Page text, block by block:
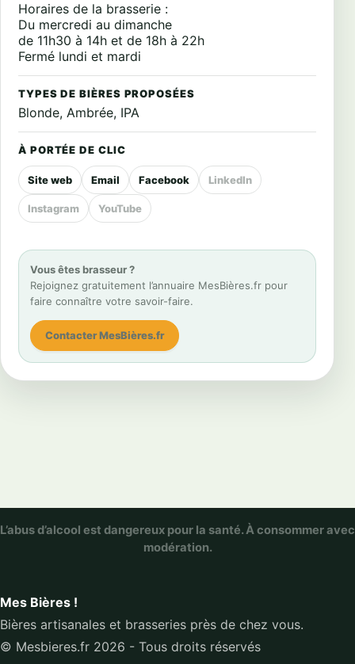
Horaires de la brasserie :
Du mercredi au dimanche
de 11h30 à 14h et de 18h à 22h
Fermé lundi et mardi
TYPES DE BIÈRES PROPOSÉES
Blonde, Ambrée, IPA
À PORTÉE DE CLIC
Site web Email Facebook LinkedIn
Instagram YouTube
Vous êtes brasseur ?
Rejoignez gratuitement l’annuaire MesBières.fr pour
faire connaître votre savoir-faire.
Contacter MesBières.fr
L’abus d’alcool est dangereux pour la santé. À consommer avec
modération.
Mes Bières !
Bières artisanales et brasseries près de chez vous.
© Mesbieres.fr 2026 - Tous droits réservés